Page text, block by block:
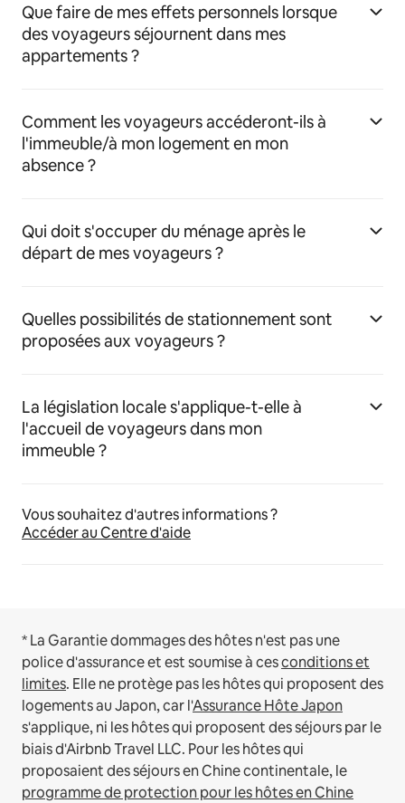
Que faire de mes effets personnels lorsque
des voyageurs séjournent dans mes
appartements ?
Comment les voyageurs accéderont-ils à
l'immeuble/à mon logement en mon
absence ?
Qui doit s'occuper du ménage après le
départ de mes voyageurs ?
Quelles possibilités de stationnement sont
proposées aux voyageurs ?
La législation locale s'applique-t-elle à
l'accueil de voyageurs dans mon
immeuble ?
Vous souhaitez d'autres informations ?
Accéder au Centre d'aide
* La Garantie dommages des hôtes n'est pas une
police d'assurance et est soumise à cesconditions et
limites. Elle ne protège pas les hôtes qui proposent des
logements au Japon, car l'Assurance Hôte Japon
s'applique, ni les hôtes qui proposent des séjours par le
biais d'Airbnb Travel LLC. Pour les hôtes qui
proposaient des séjours en Chine continentale, le
programme de protection pour les hôtes en Chine